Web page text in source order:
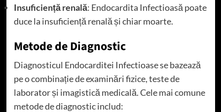
Insuficiență renală: Endocardita Infectioasă poate
duce la insuficiență renală și chiar moarte.
Metode de Diagnostic
Diagnosticul Endocarditei Infectioase se bazează
pe o combinație de examinări fizice, teste de
laborator și imagistică medicală. Cele mai comune
metode de diagnostic includ: